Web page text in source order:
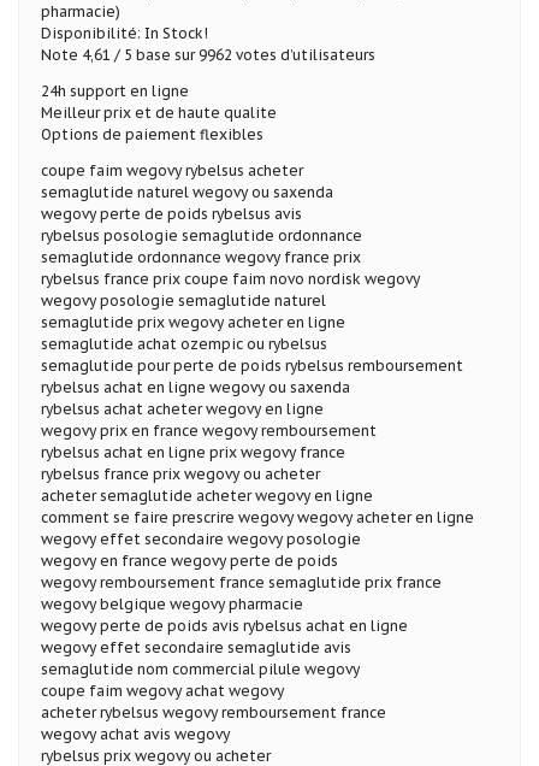
pharmacie)
Disponibilité: In Stock!
Note 4,61 / 5 base sur 9962 votes d’utilisateurs
24h support en ligne
Meilleur prix et de haute qualite
Options de paiement flexibles
coupe faim wegovy rybelsus acheter
semaglutide naturel wegovy ou saxenda
wegovy perte de poids rybelsus avis
rybelsus posologie semaglutide ordonnance
semaglutide ordonnance wegovy france prix
rybelsus france prix coupe faim novo nordisk wegovy
wegovy posologie semaglutide naturel
semaglutide prix wegovy acheter en ligne
semaglutide achat ozempic ou rybelsus
semaglutide pour perte de poids rybelsus remboursement
rybelsus achat en ligne wegovy ou saxenda
rybelsus achat acheter wegovy en ligne
wegovy prix en france wegovy remboursement
rybelsus achat en ligne prix wegovy france
rybelsus france prix wegovy ou acheter
acheter semaglutide acheter wegovy en ligne
comment se faire prescrire wegovy wegovy acheter en ligne
wegovy effet secondaire wegovy posologie
wegovy en france wegovy perte de poids
wegovy remboursement france semaglutide prix france
wegovy belgique wegovy pharmacie
wegovy perte de poids avis rybelsus achat en ligne
wegovy effet secondaire semaglutide avis
semaglutide nom commercial pilule wegovy
coupe faim wegovy achat wegovy
acheter rybelsus wegovy remboursement france
wegovy achat avis wegovy
rybelsus prix wegovy ou acheter